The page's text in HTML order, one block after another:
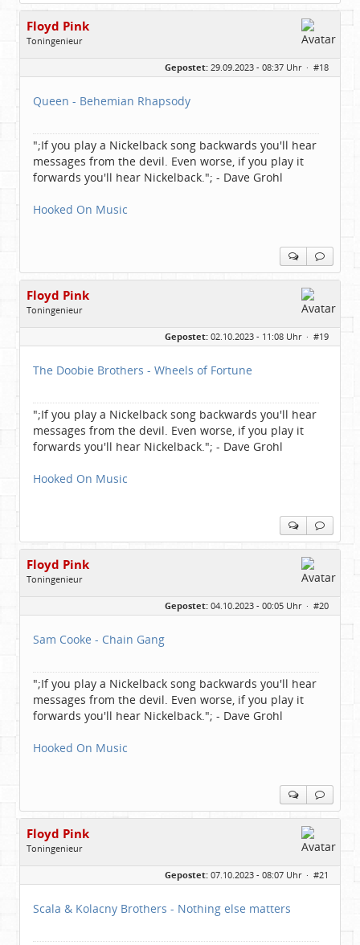
Floyd Pink
Toningenieur
Beiträge:
7827
Gepostet: 29.09.2023 - 08:37 Uhr · #18
Queen - Behemian Rhapsody
";If you play a Nickelback song backwards you'll hear
messages from the devil. Even worse, if you play it
forwards you'll hear Nickelback."; - Dave Grohl
Hooked On Music
Floyd Pink
Toningenieur
Geschlecht:
keine Angabe
Beiträge:
7827
Gepostet: 02.10.2023 - 11:08 Uhr · #19
The Doobie Brothers - Wheels of Fortune
";If you play a Nickelback song backwards you'll hear
messages from the devil. Even worse, if you play it
forwards you'll hear Nickelback."; - Dave Grohl
Hooked On Music
Floyd Pink
Toningenieur
Beiträge:
7827
Gepostet: 04.10.2023 - 00:05 Uhr · #20
Sam Cooke - Chain Gang
";If you play a Nickelback song backwards you'll hear
messages from the devil. Even worse, if you play it
forwards you'll hear Nickelback."; - Dave Grohl
Hooked On Music
Floyd Pink
Toningenieur
Geschlecht:
keine Angabe
Beiträge:
7827
Gepostet: 07.10.2023 - 08:07 Uhr · #21
Scala & Kolacny Brothers - Nothing else matters